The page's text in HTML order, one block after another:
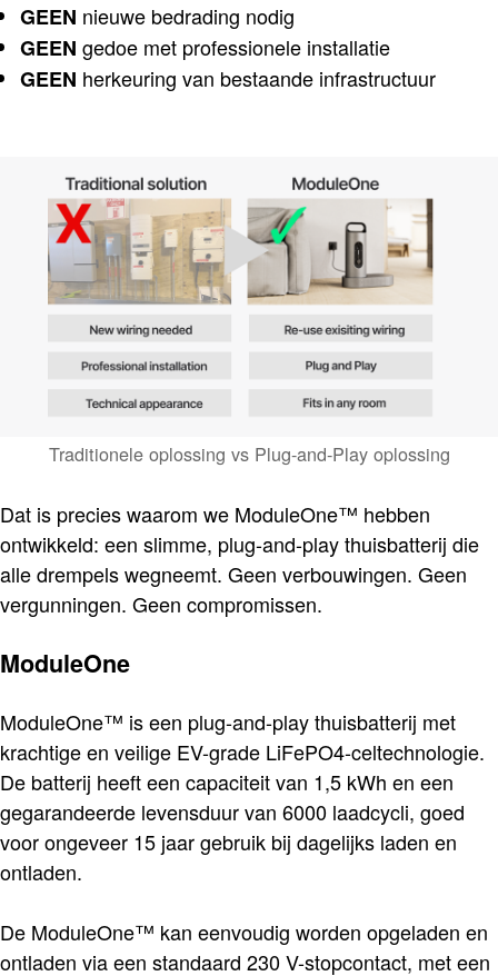
GEEN nieuwe bedrading nodig
GEEN gedoe met professionele installatie
GEEN herkeuring van bestaande infrastructuur
Traditionele oplossing vs Plug-and-Play oplossing
Dat is precies waarom we ModuleOne™ hebben
ontwikkeld: een slimme, plug-and-play thuisbatterij die
alle drempels wegneemt. Geen verbouwingen. Geen
vergunningen. Geen compromissen.
ModuleOne
ModuleOne™ is een plug-and-play thuisbatterij met
krachtige en veilige EV-grade LiFePO4-celtechnologie.
De batterij heeft een capaciteit van 1,5 kWh en een
gegarandeerde levensduur van 6000 laadcycli, goed
voor ongeveer 15 jaar gebruik bij dagelijks laden en
ontladen.
De ModuleOne™ kan eenvoudig worden opgeladen en
ontladen via een standaard 230 V-stopcontact, met een